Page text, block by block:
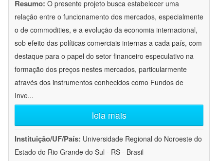
Resumo: O presente projeto busca estabelecer uma
relação entre o funcionamento dos mercados, especialmente
o de commodities, e a evolução da economia internacional,
sob efeito das políticas comerciais internas a cada país, com
destaque para o papel do setor financeiro especulativo na
formação dos preços nestes mercados, particularmente
através dos instrumentos conhecidos como Fundos de
Inve...
leia mais
Instituição/UF/País: Universidade Regional do Noroeste do
Estado do Rio Grande do Sul - RS - Brasil